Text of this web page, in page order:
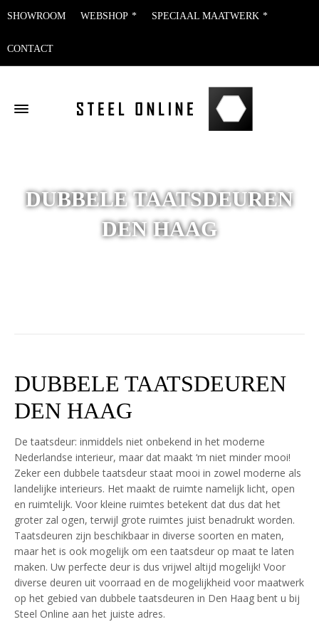
SHOWROOM WEBSHOP SPECIAAL MAATWERK
CONTACT
DUBBELE TAATSDEUREN
DEN HAAG
DUBBELE TAATSDEUREN
DEN HAAG
De taatsdeur: inmiddels niet onbekend in het moderne
Nederlandse interieur, maar dat maakt ‘m niet minder mooi!
Zeker een dubbele taatsdeur staat mooi in zowel moderne als
landelijke interieurs. Het maakt de ruimte namelijk licht, open
en ruimtelijk. Voor kleine ruimtes betekent dat dus dat het
groter zal ogen, terwijl grote ruimtes juist benadrukt worden.
Taatsdeuren zijn beschikbaar in diverse soorten en maten,
maar het is ook mogelijk om een taatsdeur op maat te laten
maken. Uw perfecte deur is dus vrijwel altijd mogelijk! Voor
diverse deuren uit voorraad en de mogelijkheid voor maatwerk
op het gebied van dubbele taatsdeuren in Den Haag bent u bij
Steel Online aan het juiste adres.